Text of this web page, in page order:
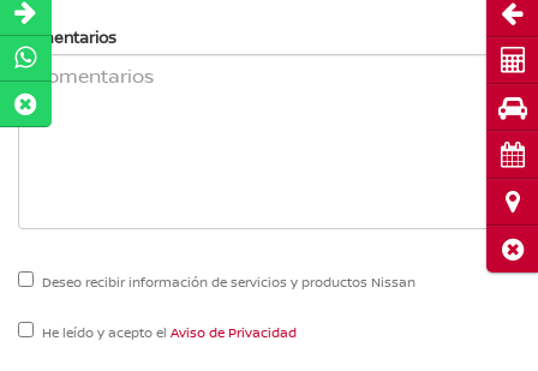
Comentarios
Deseo recibir información de servicios y productos Nissan
He leído y acepto el Aviso de Privacidad